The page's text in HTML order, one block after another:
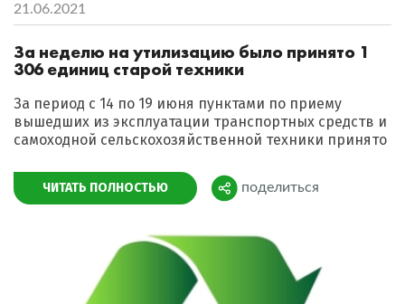
21.06.2021
За неделю на утилизацию было принято 1
306 единиц старой техники
За период с 14 по 19 июня пунктами по приему
вышедших из эксплуатации транспортных средств и
самоходной сельскохозяйственной техники принято
ЧИТАТЬ ПОЛНОСТЬЮ Поделиться
поделиться